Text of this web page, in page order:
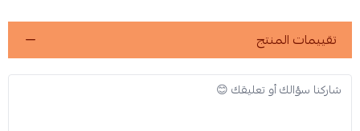
تقييمات المنتج